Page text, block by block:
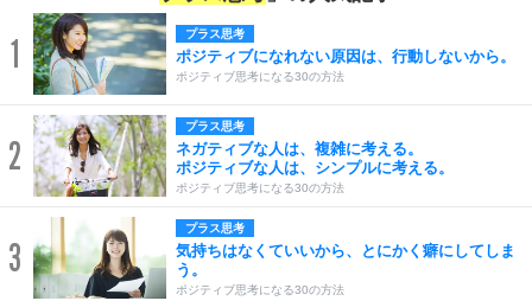
1 プラス思考
ポジティブになれない原因は、行動しないから。
ポジティブ思考になる30の方法
2
プラス思考
ネガティブな人は、複雑に考える。
ポジティブな人は、シンプルに考える。
ポジティブ思考になる30の方法
3
プラス思考
気持ちはなくていいから、とにかく癖にしてしま
う。
ポジティブ思考になる30の方法